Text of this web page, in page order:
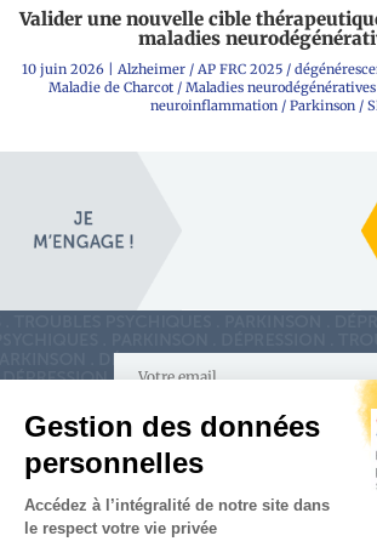
Valider une nouvelle cible
maladies
10 juin 2026 Alzheimer / AP FRC 2025 /
Maladie de Charcot/ Maladies neurodégénératives
neuroinflammation/ Parkinson/
S'inscrire à la newsletter
les réseaux sociaux